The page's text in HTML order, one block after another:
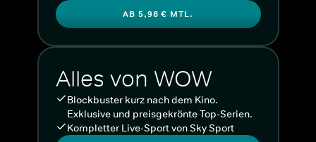
AB 5,98 € MTL.
Alles von WOW
Blockbuster kurz nach dem Kino.
Exklusive und preisgekrönte Top-Serien.
Kompletter Live-Sport von Sky Sport